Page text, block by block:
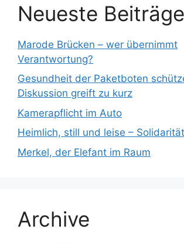
Neueste Beiträge
Marode Brücken – wer übernimmt
Verantwortung?
Gesundheit der Paketboten
Diskussion greift zu kurz
Kamerapflicht im Auto
Heimlich, still und leise –
Merkel, der Elefant im Raum
Archive